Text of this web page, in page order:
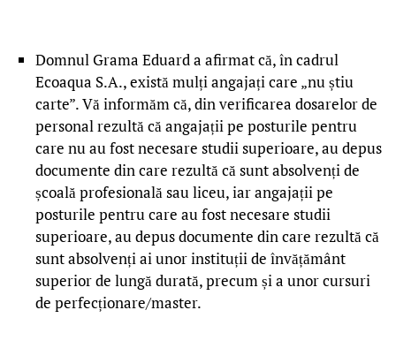
Domnul Grama Eduard a afirmat că, în cadrul
Ecoaqua S.A., există mulți angajați care „nu știu
carte”. Vă informăm că, din verificarea dosarelor de
personal rezultă că angajații pe posturile pentru
care nu au fost necesare studii superioare, au depus
documente din care rezultă că sunt absolvenți de
școală profesională sau liceu, iar angajații pe
posturile pentru care au fost necesare studii
superioare, au depus documente din care rezultă că
sunt absolvenți ai unor instituții de învățământ
superior de lungă durată, precum și a unor cursuri
de perfecționare/master.